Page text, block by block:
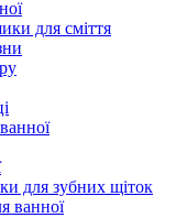
для сміття
для зубних щіток
ванної